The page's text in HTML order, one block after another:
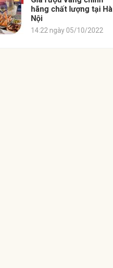
hãng chất lượng tại Hà
Nội
14:22 ngày 05/10/2022